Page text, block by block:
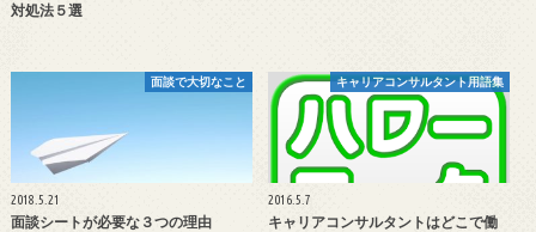
対処法５選
面談で大切なこと
2018.5.21
面談シートが必要な３つの理由
キャリアコンサルタント用語集
2016.5.7
キャリアコンサルタントはどこで働